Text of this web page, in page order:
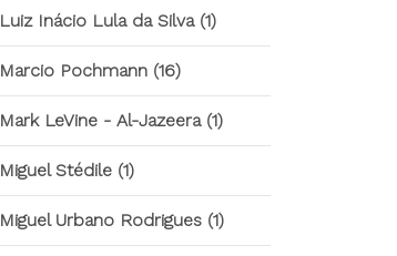
Luiz Inácio Lula da Silva (1)
Marcio Pochmann (16)
Mark LeVine - Al-Jazeera (1)
Miguel Stédile (1)
Miguel Urbano Rodrigues (1)